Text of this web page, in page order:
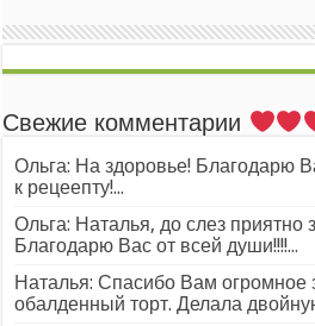
Свежие комментарии
Ольга: На здоровье! Благодарю
к рецеепту!...
Ольга: Наталья, до слез приятно
Благодарю Вас от всей души!!!!...
Наталья: Спасибо Вам огромное
обалденный торт. Делала